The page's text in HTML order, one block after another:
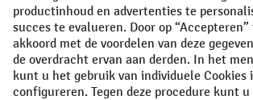
Privacyverklaring Privacy Instellingen
All prices excl. VAT plusshipping costs and
if not stated otherwise.